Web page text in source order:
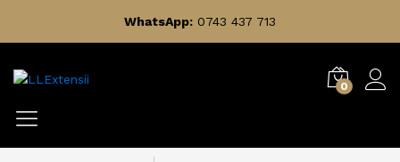
WhatsApp: 0743 437 713
0